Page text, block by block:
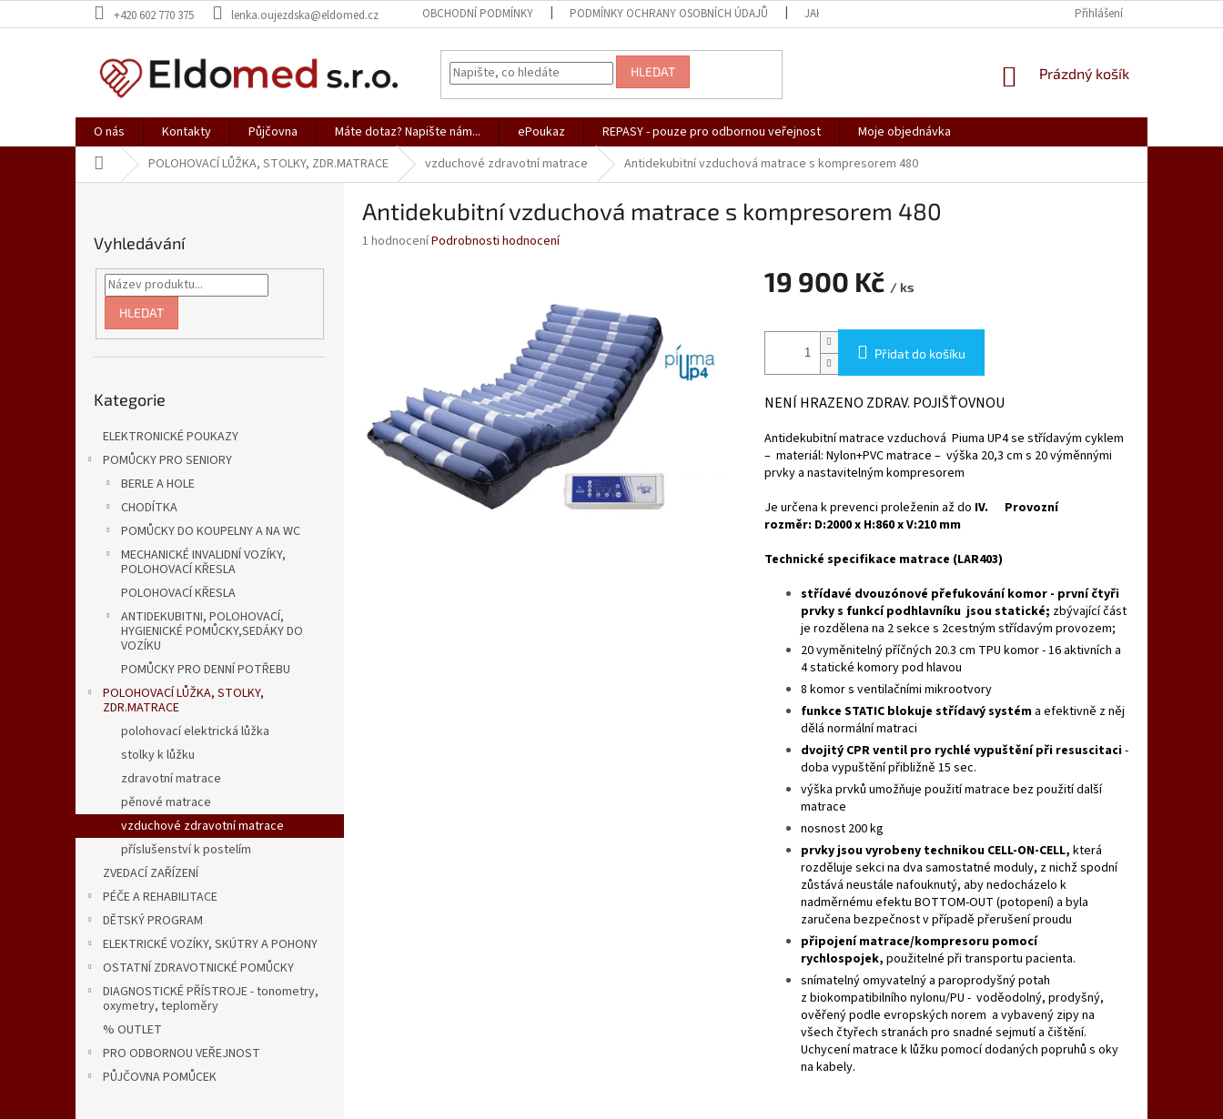
na
+420 602 770 375 lenka.oujezdska@eldomed.cz OBCHODNÍ PODMÍNKY PODMÍNKY OCHRANY OSOBNÍCH ÚDAJŮ JAK NAKUPOVAT REKLAMACE, VRÁCENÍ ZBOŽÍ
Přihlášení
HLEDAT
NÁKUPNÍ
Prázdný košík
O nás Kontakty Půjčovna Máte dotaz? Napište nám... ePoukaz REPASY - pouze pro odbornou veřejnost
Moje objednávka
Domů POLOHOVACÍ LŮŽKA, STOLKY, ZDR.MATRACE vzduchové zdravotní matrace Antidekubitní vzduchová matrace s kompresorem 480
Vyhledávání
HLEDAT
kategorie
Kategorie
ELEKTRONICKÉ POUKAZY
POMŮCKY PRO SENIORY
BERLE A HOLE
CHODÍTKA
POMŮCKY DO KOUPELNY A NA WC
MECHANICKÉ INVALIDNÍ VOZÍKY,
POLOHOVACÍ KŘESLA
POLOHOVACÍ KŘESLA
ANTIDEKUBITNI, POLOHOVACÍ,
HYGIENICKÉ POMŮCKY,SEDÁKY DO
VOZÍKU
POMŮCKY PRO DENNÍ POTŘEBU
POLOHOVACÍ LŮŽKA, STOLKY,
ZDR.MATRACE
polohovací elektrická lůžka
stolky k lůžku
zdravotní matrace
pěnové matrace
vzduchové zdravotní matrace
příslušenství k postelím
ZVEDACÍ ZAŘÍZENÍ
PÉČE A REHABILITACE
DĚTSKÝ PROGRAM
ELEKTRICKÉ VOZÍKY, SKÚTRY A POHONY
OSTATNÍ ZDRAVOTNICKÉ POMŮCKY
DIAGNOSTICKÉ PŘÍSTROJE - tonometry,
oxymetry, teploměry
% OUTLET
PRO ODBORNOU VEŘEJNOST
PŮJČOVNA POMŮCEK
Antidekubitní vzduchová matrace s kompresorem 480
Průměrné
1 hodnoceníPodrobnosti hodnocení
19 900 Kč / ks
cena:
Přidat do košíku
NENÍ HRAZENO ZDRAV. POJIŠŤOVNOU
Antidekubitní matrace vzduchová Piuma UP4 se střídavým cyklem
– materiál: Nylon+PVC matrace – výška 20,3 cm s 20 výměnnými
prvky a nastavitelným kompresorem
Je určena k prevenci proleženin až do IV. Provozní
rozměr: D:2000 x H:860 x V:210 mm
Technické specifikace matrace (LAR403)
střídavé dvouzónové přefukování komor - první čtyři
prvky s funkcí podhlavníku jsou statické; zbývající část
je rozdělena na 2 sekce s 2cestným střídavým provozem;
20 vyměnitelný příčných 20.3 cm TPU komor - 16 aktivních a
4 statické komory pod hlavou
8 komor s ventilačními mikrootvory
funkce STATIC blokuje střídavý systéma efektivně z něj
dělá normální matraci
dvojitý CPR ventil pro rychlé vypuštění při resuscitaci-
doba vypuštění přibližně 15 sec.
výška prvků umožňuje použití matrace bez použití další
matrace
nosnost 200 kg
prvky jsou vyrobeny technikou CELL-ON-CELL, která
rozděluje sekci na dva samostatné moduly, z nichž spodní
zůstává neustále nafouknutý, aby nedocházelo k
nadměrnému efektu BOTTOM-OUT (potopení) a byla
zaručena bezpečnost v případě přerušení proudu
připojení matrace/kompresoru pomocí
rychlospojek, použitelné při transportu pacienta.
snímatelný omyvatelný a paroprodyšný potah
z biokompatibilního nylonu/PU - voděodolný, prodyšný,
ověřený podle evropských norem a vybavený zipy na
všech čtyřech stranách pro snadné sejmutí a čištění.
Uchycení matrace k lůžku pomocí dodaných popruhů s oky
na kabely.